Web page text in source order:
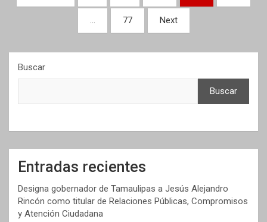
de
… 77 Next
Buscar
Buscar
Entradas recientes
Designa gobernador de Tamaulipas a Jesús Alejandro
Rincón como titular de Relaciones Públicas, Compromisos
y Atención Ciudadana